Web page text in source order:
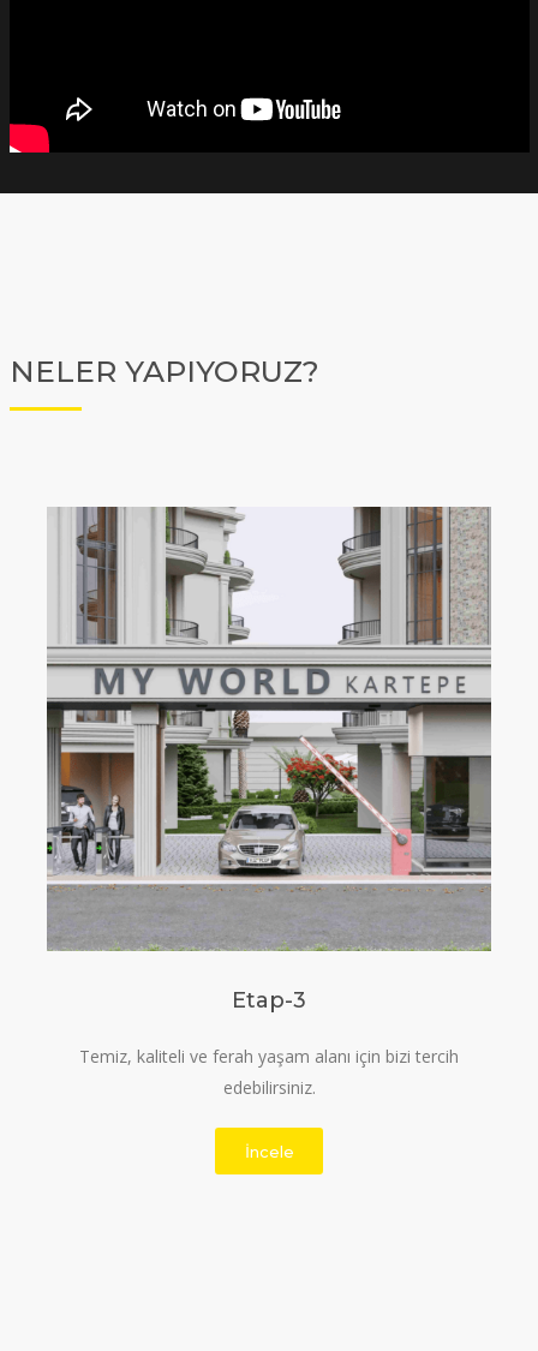
NELER YAPIYORUZ?
Etap-3
Temiz, kaliteli ve ferah yaşam alanı için bizi tercih
edebilirsiniz.
İncele